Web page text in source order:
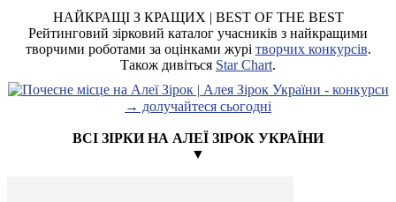
НАЙКРАЩІ З КРАЩИХ | BEST OF THE BEST
Рейтинговий зірковий каталог учасників з найкращими
творчими роботами за оцінками журі творчих конкурсів.
Також дивіться Star Chart.
→ долучайтеся сьогодні
ВСІ ЗІРКИ НА АЛЕЇ ЗІРОК УКРАЇНИ
▼